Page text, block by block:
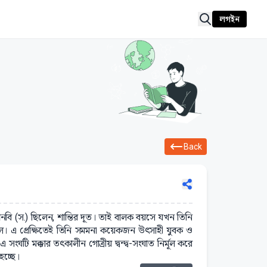
লগইন
Back
(স.) ছিলেন, শান্তির দূত। তাই বালক বয়সে যখন তিনি
এ প্রেক্ষিতেই তিনি সমমনা কয়েকজন উৎসাহী যুবক ও
মক্কার তৎকালীন গোত্রীয় দ্বন্দ্ব-সংঘাত নির্মূল করে